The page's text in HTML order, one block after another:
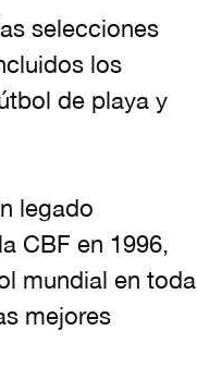
selecciones
los
de playa y
legado
CBF en 1996,
mundial en toda
mejores